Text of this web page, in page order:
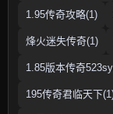
1.95传奇攻略(1)
烽火迷失传奇(1)
1.85版本传奇
195传奇君临天下